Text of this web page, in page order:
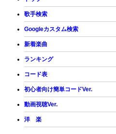
歌手検索
Googleカスタム検索
新着楽曲
ランキング
コード表
初心者向け簡単コードVer.
動画視聴Ver.
洋 楽